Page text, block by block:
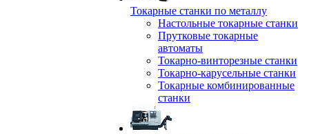
Токарные станки по металлу
Настольные токарные станки
Прутковые токарные
автоматы
Токарно-винторезные станки
Токарно-карусельные станки
Токарные комбинированные
станки